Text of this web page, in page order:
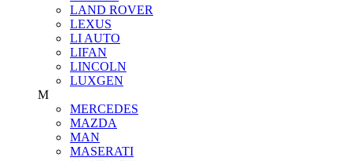
LAND ROVER
LEXUS
LI AUTO
LIFAN
LINCOLN
LUXGEN
M
MERCEDES
MAZDA
MAN
MASERATI